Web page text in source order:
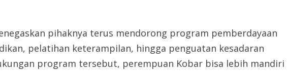
pihaknya terus mendorong program pemberdayaan
pelatihan keterampilan, hingga penguatan kesadaran
program tersebut, perempuan Kobar bisa lebih mandiri